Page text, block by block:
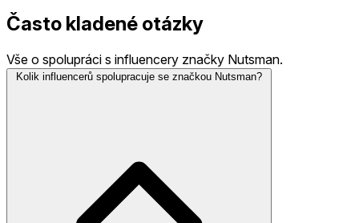
Často kladené otázky
Vše o spolupráci s influencery značky Nutsman.
Kolik influencerů spolupracuje se značkou Nutsman?